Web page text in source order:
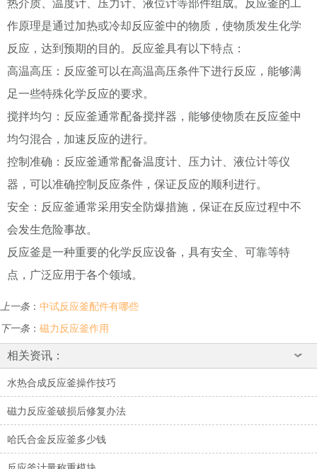
热介质、温度计、压力计、液位计等部件组成。反应釜的工
作原理是通过加热或冷却反应釜中的物质，使物质发生化学
反应，达到预期的目的。反应釜具有以下特点：
高温高压：反应釜可以在高温高压条件下进行反应，能够满
足一些特殊化学反应的要求。
搅拌均匀：反应釜通常配备搅拌器，能够使物质在反应釜中
均匀混合，加速反应的进行。
控制准确：反应釜通常配备温度计、压力计、液位计等仪
器，可以准确控制反应条件，保证反应的顺利进行。
安全：反应釜通常采用安全防爆措施，保证在反应过程中不
会发生危险事故。
反应釜是一种重要的化学反应设备，具有安全、可靠等特
点，广泛应用于各个领域。
上一条： 中试反应釜配件有哪些
下一条： 磁力反应釜作用
相关资讯：
水热合成反应釜操作技巧
磁力反应釜破损后修复办法
哈氏合金反应釜多少钱